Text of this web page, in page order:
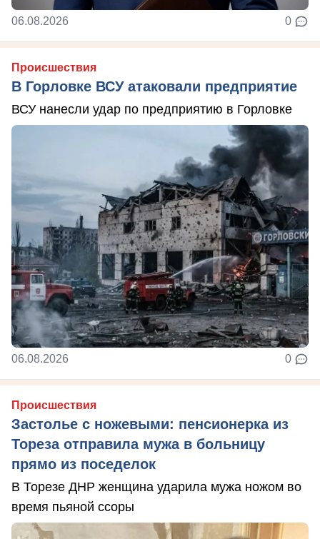
06.08.2026 0
Происшествия
В Горловке ВСУ атаковали предприятие
ВСУ нанесли удар по предприятию в Горловке
06.08.2026 0
Происшествия
Застолье с ножевыми: пенсионерка из
Тореза отправила мужа в больницу
прямо из поседелок
В Торезе ДНР женщина ударила мужа ножом во
время пьяной ссоры